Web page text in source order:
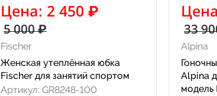
Цена: 2 450 ₽
5 000 ₽
Fischer
Женская утеплённая юбка
Fischer для занятий спортом
Артикул: GR8248-100
33
Alpina
Alpina
модель